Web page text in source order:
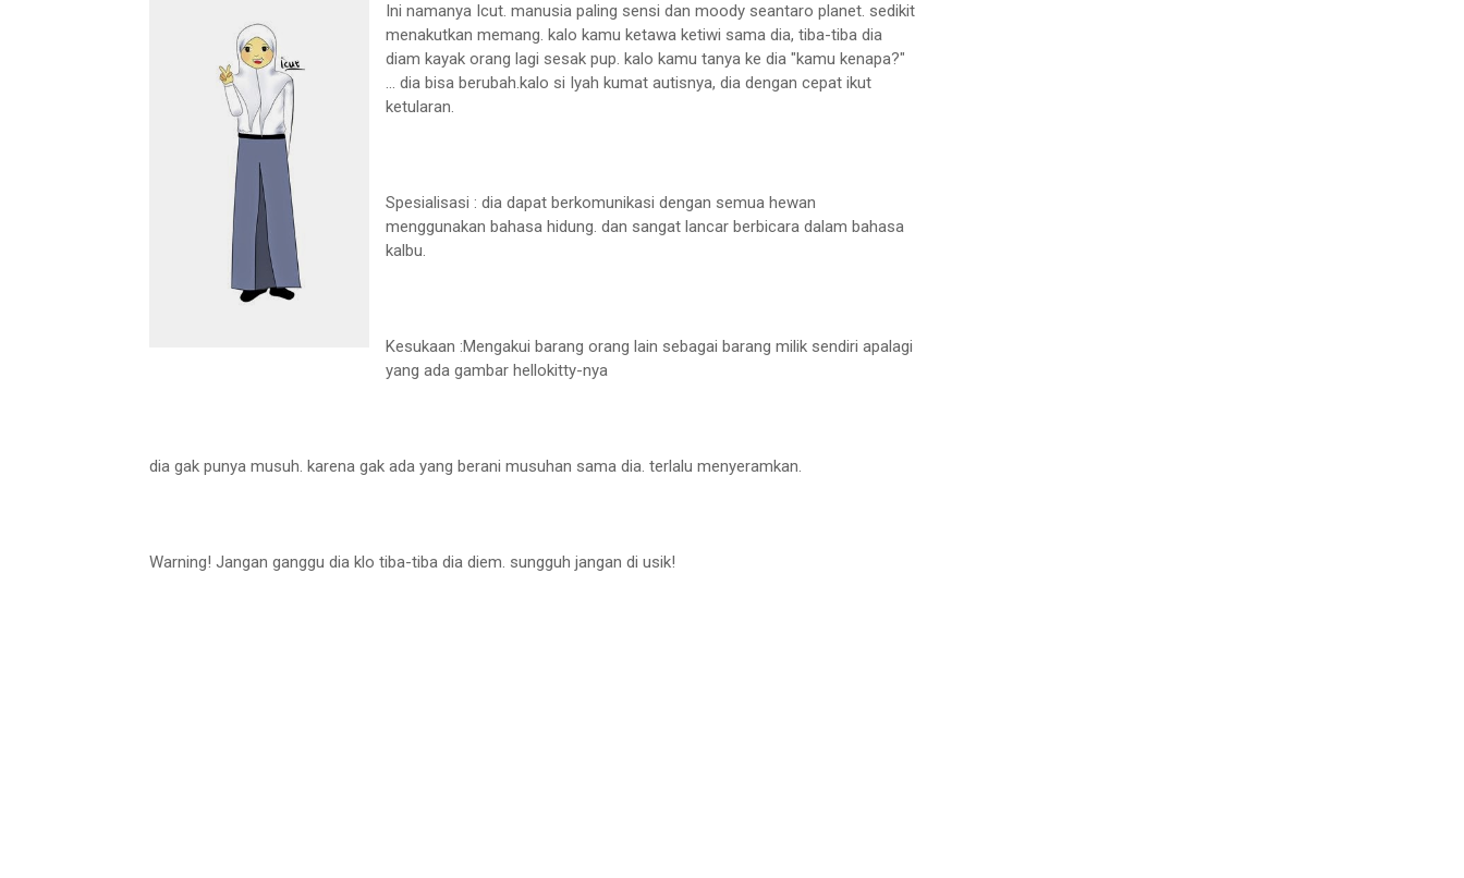
Ini namanya Icut. manusia paling sensi dan moody seantaro planet. sedikit
menakutkan memang. kalo kamu ketawa ketiwi sama dia, tiba-tiba dia
diam kayak orang lagi sesak pup. kalo kamu tanya ke dia "kamu kenapa?"
... dia bisa berubah.kalo si Iyah kumat autisnya, dia dengan cepat ikut
ketularan.
Spesialisasi : dia dapat berkomunikasi dengan semua hewan
menggunakan bahasa hidung. dan sangat lancar berbicara dalam bahasa
kalbu.
Kesukaan :Mengakui barang orang lain sebagai barang milik sendiri apalagi
yang ada gambar hellokitty-nya
dia gak punya musuh. karena gak ada yang berani musuhan sama dia. terlalu menyeramkan.
Warning! Jangan ganggu dia klo tiba-tiba dia diem. sungguh jangan di usik!